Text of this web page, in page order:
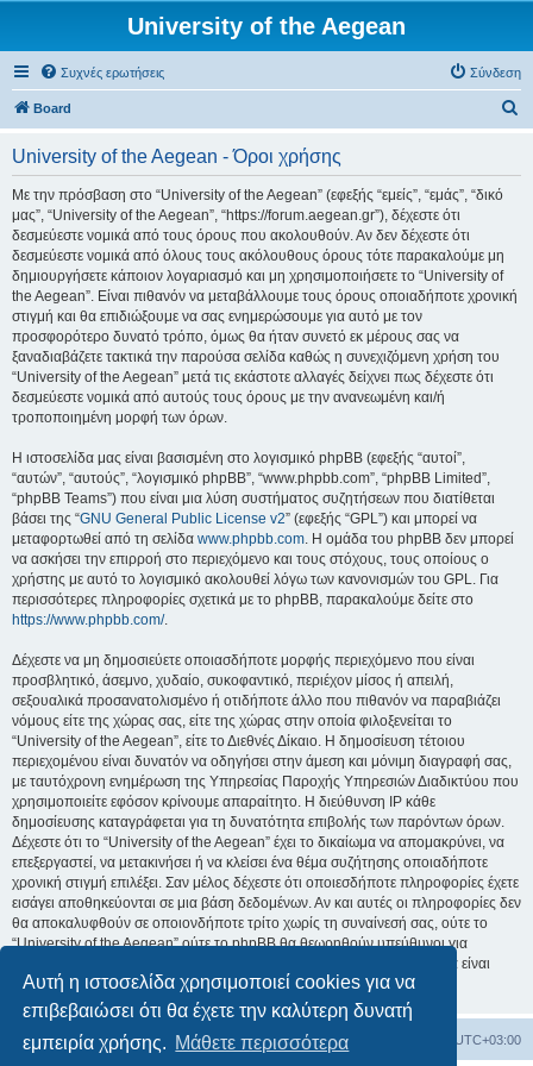
Αυτή η ιστοσελίδα χρησιμοποιεί cookies για να
επιβεβαιώσει ότι θα έχετε την καλύτερη δυνατή
εμπειρία χρήσης. Μάθετε περισσότερα
University of the Aegean
Συχνές ερωτήσεις Σύνδεση
Board
University of the Aegean - Όροι χρήσης
Με την πρόσβαση στο “University of the Aegean” (εφεξής “εμείς”, “εμάς”, “δικό
μας”, “University of the Aegean”, “https://forum.aegean.gr”), δέχεστε ότι
δεσμεύεστε νομικά από τους όρους που ακολουθούν. Αν δεν δέχεστε ότι
δεσμεύεστε νομικά από όλους τους ακόλουθους όρους τότε παρακαλούμε μη
δημιουργήσετε κάποιον λογαριασμό και μη χρησιμοποιήσετε το “University of
the Aegean”. Είναι πιθανόν να μεταβάλλουμε τους όρους οποιαδήποτε χρονική
στιγμή και θα επιδιώξουμε να σας ενημερώσουμε για αυτό με τον
προσφορότερο δυνατό τρόπο, όμως θα ήταν συνετό εκ μέρους σας να
ξαναδιαβάζετε τακτικά την παρούσα σελίδα καθώς η συνεχιζόμενη χρήση του
“University of the Aegean” μετά τις εκάστοτε αλλαγές δείχνει πως δέχεστε ότι
δεσμεύεστε νομικά από αυτούς τους όρους με την ανανεωμένη και/ή
τροποποιημένη μορφή των όρων.
Η ιστοσελίδα μας είναι βασισμένη στο λογισμικό phpBB (εφεξής “αυτοί”,
“αυτών”, “αυτούς”, “λογισμικό phpBB”, “www.phpbb.com”, “phpBB Limited”,
“phpBB Teams”) που είναι μια λύση συστήματος συζητήσεων που διατίθεται
βάσει της “GNU General Public License v2” (εφεξής “GPL”) και μπορεί να
μεταφορτωθεί από τη σελίδα www.phpbb.com. Η ομάδα του phpBB δεν μπορεί
να ασκήσει την επιρροή στο περιεχόμενο και τους στόχους, τους οποίους ο
χρήστης με αυτό το λογισμικό ακολουθεί λόγω των κανονισμών του GPL. Για
περισσότερες πληροφορίες σχετικά με το phpBB, παρακαλούμε δείτε στο
https://www.phpbb.com/.
Δέχεστε να μη δημοσιεύετε οποιασδήποτε μορφής περιεχόμενο που είναι
προσβλητικό, άσεμνο, χυδαίο, συκοφαντικό, περιέχον μίσος ή απειλή,
σεξουαλικά προσανατολισμένο ή οτιδήποτε άλλο που πιθανόν να παραβιάζει
νόμους είτε της χώρας σας, είτε της χώρας στην οποία φιλοξενείται το
“University of the Aegean”, είτε το Διεθνές Δίκαιο. Η δημοσίευση τέτοιου
περιεχομένου είναι δυνατόν να οδηγήσει στην άμεση και μόνιμη διαγραφή σας,
με ταυτόχρονη ενημέρωση της Υπηρεσίας Παροχής Υπηρεσιών Διαδικτύου που
χρησιμοποιείτε εφόσον κρίνουμε απαραίτητο. Η διεύθυνση IP κάθε
δημοσίευσης καταγράφεται για τη δυνατότητα επιβολής των παρόντων όρων.
Δέχεστε ότι το “University of the Aegean” έχει το δικαίωμα να απομακρύνει, να
επεξεργαστεί, να μετακινήσει ή να κλείσει ένα θέμα συζήτησης οποιαδήποτε
χρονική στιγμή επιλέξει. Σαν μέλος δέχεστε ότι οποιεσδήποτε πληροφορίες έχετε
εισάγει αποθηκεύονται σε μια βάση δεδομένων. Αν και αυτές οι πληροφορίες δεν
θα αποκαλυφθούν σε οποιονδήποτε τρίτο χωρίς τη συναίνεσή σας, ούτε το
“University of the Aegean” ούτε το phpBB θα θεωρηθούν υπεύθυνοι για
οποιαδήποτε απόπειρα ηλεκτρονικής εισβολής ή παραβίασης η οποία είναι
δυνατόν να οδηγήσει σε απώλεια αυτών των δεδομένων.
Board Όλοι οι χρόνοι είναι UTC+03:00
Διαγραφή cookies